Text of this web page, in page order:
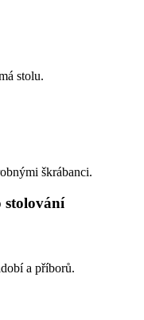
stolu.
škrábanci.
stolování
a příborů.